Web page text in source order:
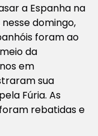
a Espanha na
domingo,
foram ao
da
em
sua
Fúria. As
rebatidas e